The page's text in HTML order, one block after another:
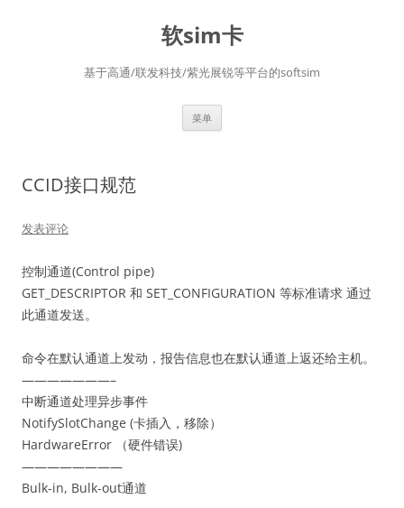
软sim卡
基于高通/联发科技/紫光展锐等平台的softsim
菜单
CCID接口规范
发表评论
控制通道(Control pipe)
GET_DESCRIPTOR 和 SET_CONFIGURATION 等标准请求 通过
此通道发送。
命令在默认通道上发动，报告信息也在默认通道上返还给主机。
———————–
中断通道处理异步事件
NotifySlotChange (卡插入，移除）
HardwareError （硬件错误)
————————
Bulk-in, Bulk-out通道